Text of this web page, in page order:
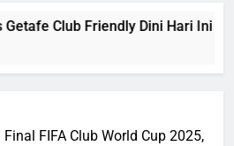
Club Friendly Dini Hari Ini
FIFA Club World Cup 2025,